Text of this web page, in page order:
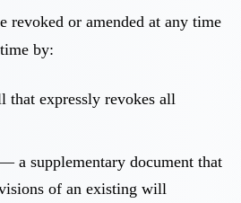
or amended at any time
by:
that expressly revokes all
a supplementary document that
of an existing will